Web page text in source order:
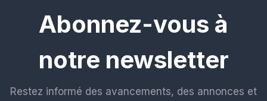
Abonnez-vous à
notre newsletter
Restez informé des avancements, des annonces et